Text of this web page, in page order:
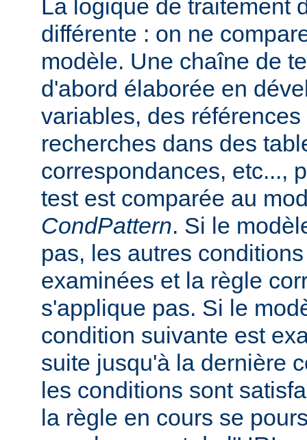
La logique de traitement
différente : on ne
modèle. Une chaîne de
d'abord élaborée en
variables, des
recherches dans des
correspondances, etc...,
test est comparée au
CondPattern. Si le
pas, les autres
examinées et la règle
s'applique pas. Si le
condition suivante est
suite jusqu'à la dernière
les conditions sont
la règle en cours se